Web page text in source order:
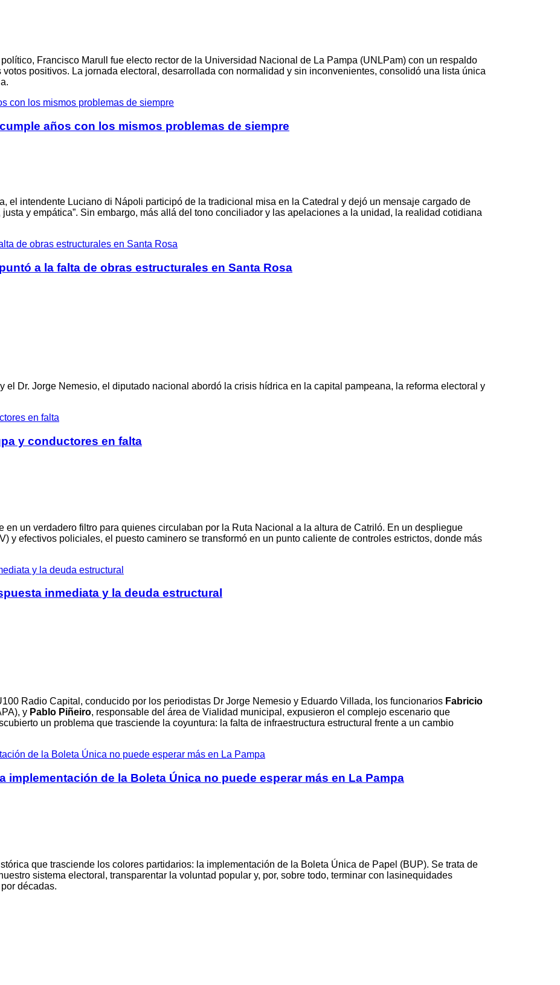
Francisco Marull fue electo rector de la Universidad Nacional de La Pampa (UNLPam) con un respaldo
positivos. La jornada electoral, desarrollada con normalidad y sin inconvenientes, consolidó una lista única
años con los mismos problemas de siempre
, el intendente Luciano di Nápoli participó de la tradicional misa en la Catedral y dejó un mensaje cargado de
y empática”. Sin embargo, más allá del tono conciliador y las apelaciones a la unidad, la realidad cotidiana
a la falta de obras estructurales en Santa Rosa
Dr. Jorge Nemesio, el diputado nacional abordó la crisis hídrica en la capital pampeana, la reforma electoral y
y conductores en falta
un verdadero filtro para quienes circulaban por la Ruta Nacional a la altura de Catriló. En un despliegue
y efectivos policiales, el puesto caminero se transformó en un punto caliente de controles estrictos, donde más
inmediata y la deuda estructural
Radio Capital, conducido por los periodistas Dr Jorge Nemesio y Eduardo Villada, los funcionarios Fabricio
y Pablo Piñeiro, responsable del área de Vialidad municipal, expusieron el complejo escenario que
un problema que trasciende la coyuntura: la falta de infraestructura estructural frente a un cambio
de la Boleta Única no puede esperar más en La Pampa
que trasciende los colores partidarios: la implementación de la Boleta Única de Papel (BUP). Se trata de
sistema electoral, transparentar la voluntad popular y, por, sobre todo, terminar con lasinequidades
décadas.